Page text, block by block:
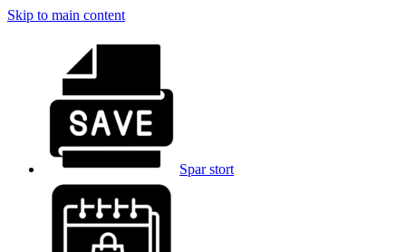
Skip to main content
Spar stort